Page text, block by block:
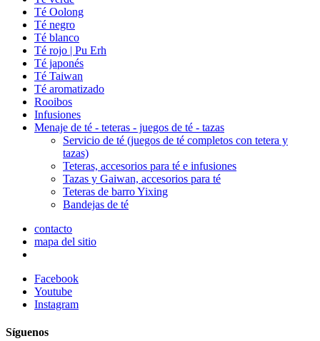
Té Oolong
Té negro
Té blanco
Té rojo | Pu Erh
Té japonés
Té Taiwan
Té aromatizado
Rooibos
Infusiones
Menaje de té - teteras - juegos de té - tazas
Servicio de té (juegos de té completos con tetera y
tazas)
Teteras, accesorios para té e infusiones
Tazas y Gaiwan, accesorios para té
Teteras de barro Yixing
Bandejas de té
contacto
mapa del sitio
Facebook
Youtube
Instagram
Síguenos